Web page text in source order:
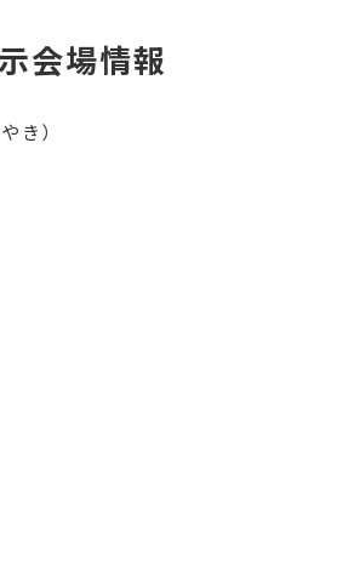
会場情報
き）